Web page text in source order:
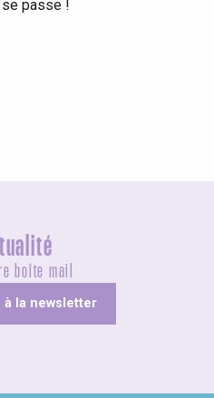
se passe !
boîte mail
la newsletter